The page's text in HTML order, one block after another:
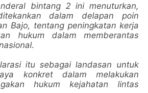
bintang 2 ini menuturkan,
dalam delapan poin
Bajo, tentang peningkatan kerja
hukum dalam memberantas
itu sebagai landasan untuk
konkret dalam melakukan
hukum kejahatan lintas